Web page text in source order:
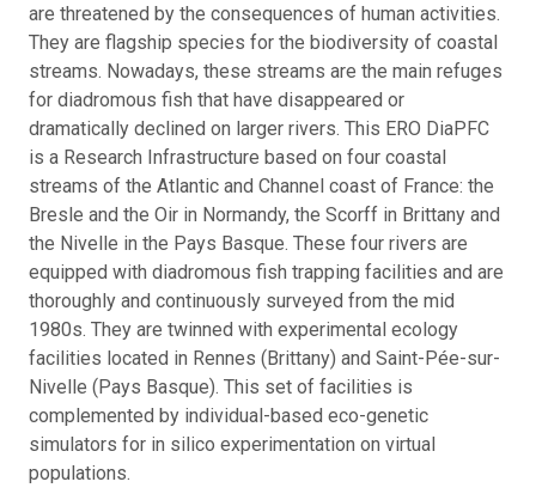
are threatened by the consequences of human activities.
They are flagship species for the biodiversity of coastal
streams. Nowadays, these streams are the main refuges
for diadromous fish that have disappeared or
dramatically declined on larger rivers. This ERO DiaPFC
is a Research Infrastructure based on four coastal
streams of the Atlantic and Channel coast of France: the
Bresle and the Oir in Normandy, the Scorff in Brittany and
the Nivelle in the Pays Basque. These four rivers are
equipped with diadromous fish trapping facilities and are
thoroughly and continuously surveyed from the mid
1980s. They are twinned with experimental ecology
facilities located in Rennes (Brittany) and Saint-Pée-sur-
Nivelle (Pays Basque). This set of facilities is
complemented by individual-based eco-genetic
simulators for in silico experimentation on virtual
populations.